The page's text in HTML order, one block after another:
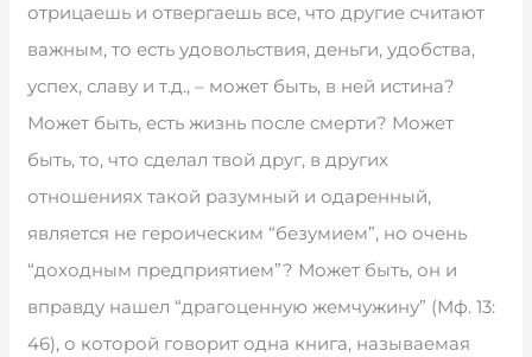
отрицаешь и отвергаешь все, что другие считают
важным, то есть удовольствия, деньги, удобства,
успех, славу и т.д., – может быть, в ней истина?
Может быть, есть жизнь после смерти? Может
быть, то, что сделал твой друг, в других
отношениях такой разумный и одаренный,
является не героическим “безумием”, но очень
“доходным предприятием”? Может быть, он и
вправду нашел “драгоценную жемчужину” (Мф. 13:
46), о которой говорит одна книга, называемая